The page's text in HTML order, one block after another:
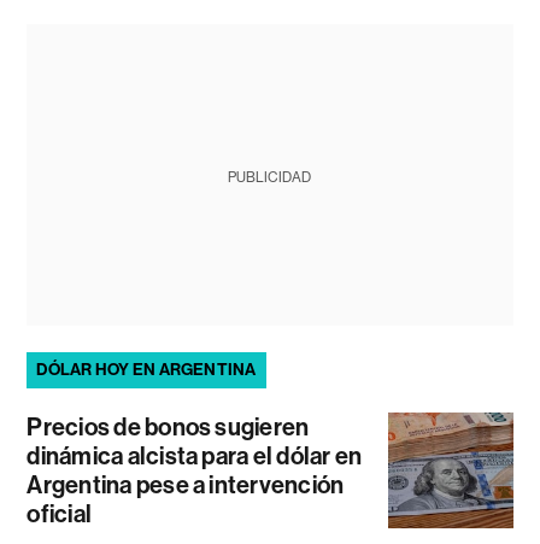
PUBLICIDAD
DÓLAR HOY EN ARGENTINA
Precios de bonos sugieren
dinámica alcista para el dólar en
Argentina pese a intervención
oficial